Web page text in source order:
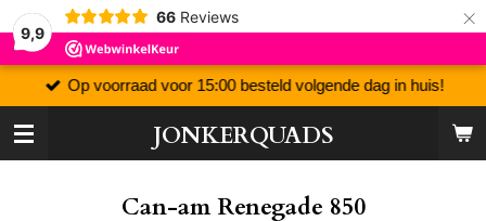
9,9
66 Reviews ×
JONKERQUADS
Op voorraad voor 15:00 besteld volgende dag in huis!
Can-am Renegade 850